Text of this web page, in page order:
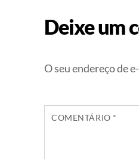
Deixe um
O seu endereço de
COMENTÁRIO *